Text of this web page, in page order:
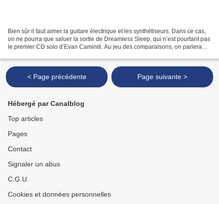
Bien sûr il faut aimer la guitare électrique et les synthétiseurs. Dans ce cas,
on ne pourra que saluer la sortie de Dreamless Sleep, qui n’est pourtant pas
le premier CD solo d’Evan Caminiti. Au jeu des comparaisons, on parlera
< Page précédente Page suivante >
Hébergé par Canalblog
Top articles
Pages
Contact
Signaler un abus
C.G.U.
Cookies et données personnelles